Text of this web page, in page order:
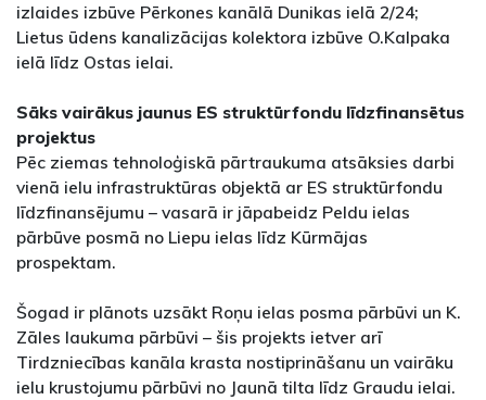
izlaides izbūve Pērkones kanālā Dunikas ielā 2/24;
Lietus ūdens kanalizācijas kolektora izbūve O.Kalpaka
ielā līdz Ostas ielai.
Sāks vairākus jaunus ES struktūrfondu līdzfinansētus
projektus
Pēc ziemas tehnoloģiskā pārtraukuma atsāksies darbi
vienā ielu infrastruktūras objektā ar ES struktūrfondu
līdzfinansējumu – vasarā ir jāpabeidz Peldu ielas
pārbūve posmā no Liepu ielas līdz Kūrmājas
prospektam.
Šogad ir plānots uzsākt Roņu ielas posma pārbūvi un K.
Zāles laukuma pārbūvi – šis projekts ietver arī
Tirdzniecības kanāla krasta nostiprināšanu un vairāku
ielu krustojumu pārbūvi no Jaunā tilta līdz Graudu ielai.